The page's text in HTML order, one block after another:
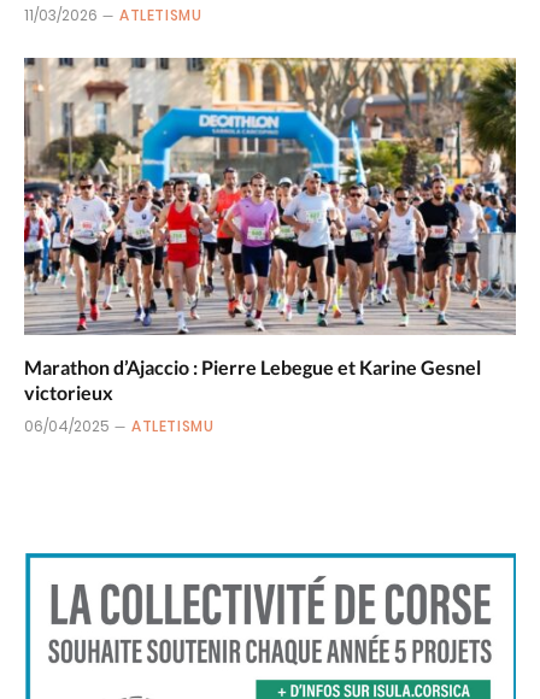
11/03/2026 ATLETISMU
Marathon d’Ajaccio : Pierre Lebegue et Karine Gesnel
victorieux
06/04/2025 ATLETISMU